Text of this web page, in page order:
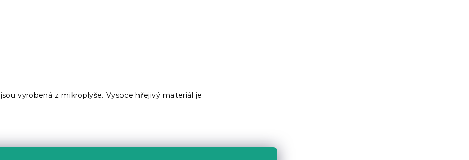
jsou vyrobená z mikroplyše. Vysoce hřejivý materiál je